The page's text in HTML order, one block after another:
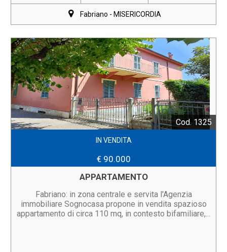
Fabriano - MISERICORDIA
Cod. 1325
IN VENDITA
€ 90.000
APPARTAMENTO
Fabriano: in zona centrale e servita l'Agenzia
immobiliare Sognocasa propone in vendita spazioso
appartamento di circa 110 mq, in contesto bifamiliare,...